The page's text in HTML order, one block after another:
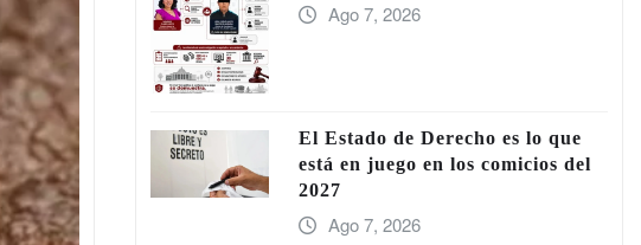
Ago 7, 2026
El Estado de Derecho es lo que
está en juego en los comicios del
2027
Ago 7, 2026